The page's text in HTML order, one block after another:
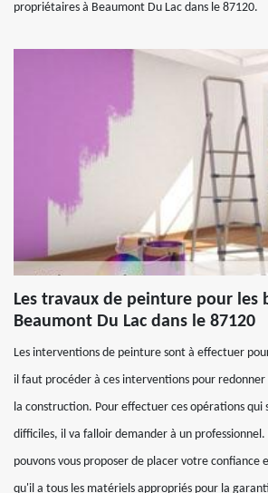
propriétaires à Beaumont Du Lac dans le 87120.
Les travaux de peinture pour les
Beaumont Du Lac dans le 87120
Les interventions de peinture sont à effectuer
il faut procéder à ces interventions pour redonner
la construction. Pour effectuer ces opérations qui
difficiles, il va falloir demander à un
pouvons vous proposer de placer votre confiance
qu'il a tous les matériels appropriés pour la